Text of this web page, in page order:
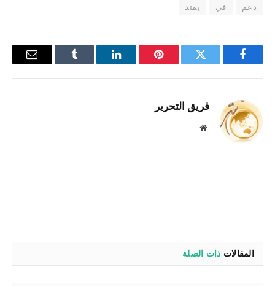
دعم
في يمتد
فيسبوك تويتر بينتيريستلينكدإن Tumblr
البريد
فريق التحرير
موقع
المقالات ذات الصلة